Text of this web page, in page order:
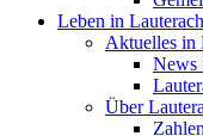
Leben in Lauterach
Aktuelles in
News
Über